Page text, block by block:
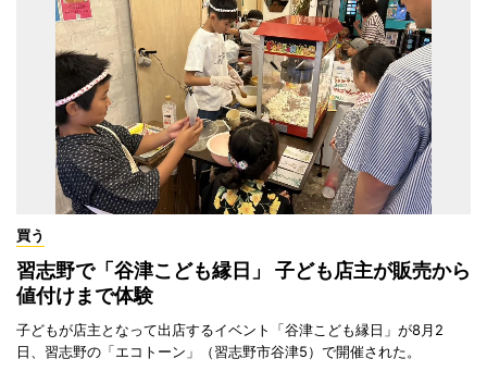
買う
習志野で「谷津こども縁日」 子ども店主が販売から
値付けまで体験
子どもが店主となって出店するイベント「谷津こども縁日」が8月2
日、習志野の「エコトーン」（習志野市谷津5）で開催された。